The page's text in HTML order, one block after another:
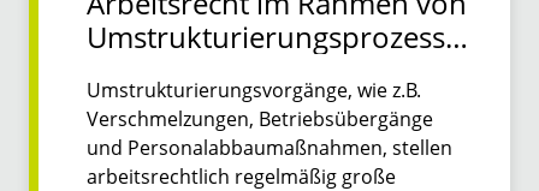
Umstrukturierungsprozesse
Deutschland
Umstrukturierungsvorgänge, wie z.B.
Verschmelzungen, Betriebsübergänge
und Personalabbaumaßnahmen, stellen
arbeitsrechtlich regelmäßig große